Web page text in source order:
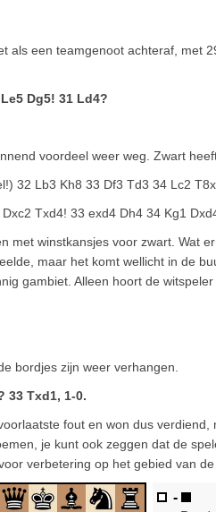
als een teamgenoot achteraf, met
Dg5! 31 Ld4?
voordeel weer weg. Zwart
32 Lb3 Kh8 33 Df3 Td3 34 Lc2
Txd4! 33 exd4 Dh4 34 Kg1
met winstkansjes voor zwart. Wat
maar het komt wellicht in de
gambiet. Alleen hoort de
bordjes zijn weer verhangen.
33 Txd1, 1-0.
fout en won dus
je kunt ook zeggen dat de
verbetering op het gebied van de